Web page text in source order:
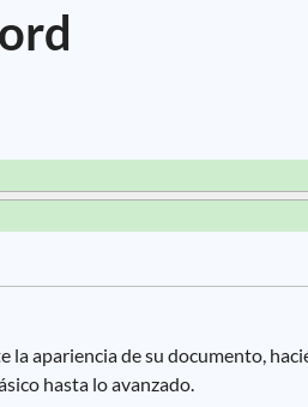
apariencia de su documento,
hasta lo avanzado.